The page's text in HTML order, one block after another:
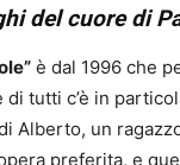
del cuore di
è dal 1996 che
tutti c’è in
Alberto, un
preferita, e